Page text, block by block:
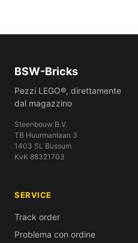
BSW-Bricks
Pezzi LEGO®, direttamente
dal magazzino
Steenbouw B.V.
TB Huurmanlaan 3
1403 SL Bussum
KvK 88321703
SERVICE
Track order
Problema con ordine